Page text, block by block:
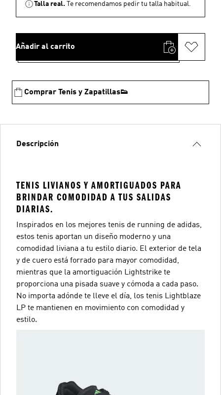
Talla real. Te recomendamos pedir tu talla habitual.
Añadir al carrito
Comprar Tenis y Zapatillas👟
Descripción
TENIS LIVIANOS Y AMORTIGUADOS PARA
BRINDAR COMODIDAD A TUS SALIDAS
DIARIAS.
Inspirados en los mejores tenis de running de adidas,
estos tenis aportan un diseño moderno y una
comodidad liviana a tu estilo diario. El exterior de tela
y de cuero está forrado para mayor comodidad,
mientras que la amortiguación Lightstrike te
proporciona una pisada suave y cómoda a cada paso.
No importa adónde te lleve el día, los tenis Lightblaze
LP te mantienen en movimiento con comodidad y
estilo.